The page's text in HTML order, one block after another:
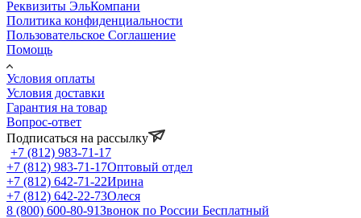
Реквизиты ЭльКомпани
Политика конфиденциальности
Пользовательское Соглашение
Помощь
Условия оплаты
Условия доставки
Гарантия на товар
Вопрос-ответ
Подписаться на рассылку
+7 (812) 983-71-17
+7 (812) 983-71-17Оптовый отдел
+7 (812) 642-71-22Ирина
+7 (812) 642-22-73Олеся
8 (800) 600-80-91Звонок по России Бесплатный